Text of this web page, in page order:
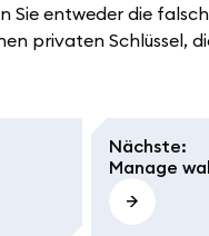
Sie entweder die
privaten Schlüssel,
Nächste:
Manage